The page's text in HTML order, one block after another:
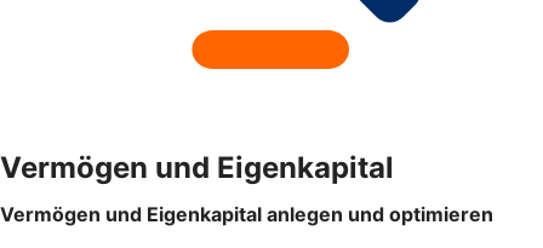
Vermögen und Eigenkapital
Vermögen und Eigenkapital anlegen und optimieren